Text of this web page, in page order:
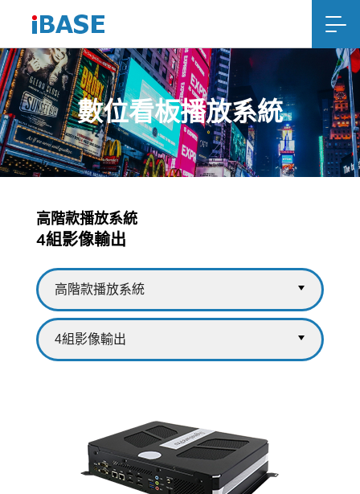
數位看板播放系統
高階款播放系統
4組影像輸出